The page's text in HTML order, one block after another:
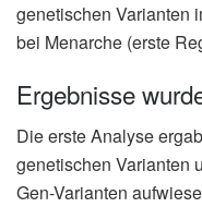
genetischen Varianten
bei Menarche (erste
Ergebnisse
Die erste Analyse
genetischen Varianten
Gen-Varianten